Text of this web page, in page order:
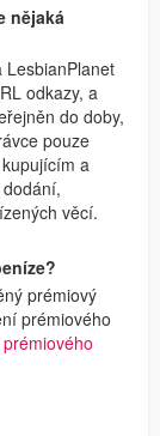
nějaká
LesbianPlanet
odkazy, a
do doby,
pouze
a
věcí.
prémiový
prémiového